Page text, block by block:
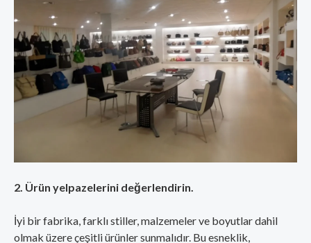
2. Ürün yelpazelerini değerlendirin.
İyi bir fabrika, farklı stiller, malzemeler ve boyutlar dahil
olmak üzere çeşitli ürünler sunmalıdır. Bu esneklik,